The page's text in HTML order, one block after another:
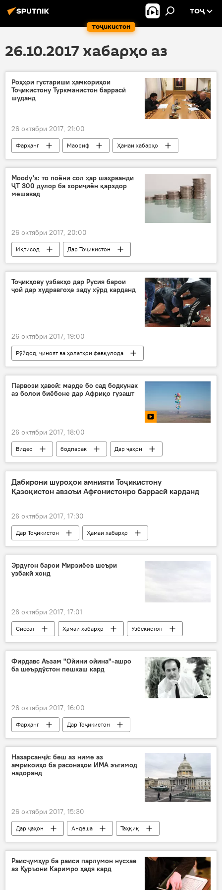
Тоҷикистон
ТОҶ
26.10.2017 хабарҳо аз
Роҳҳои густариши ҳамкориҳои
Тоҷикистону Туркманистон баррасӣ
шуданд
26 октябри 2017, 21:00
Фарҳанг Маориф
Ҳамаи хабарҳо
Фаррух Шарифзода
Мақсад Бобоев
Пурлӣ Оқомуродов
ҳамкориҳои илмиву омӯзишӣ
Туркманистон
Moody's: то поёни сол ҳар шаҳрванди
ҶТ 300 дулор ба хориҷиён қарздор
мешавад
26 октябри 2017, 20:00
Иқтисод
Дар Тоҷикистон
Ҳамаи хабарҳо
Moody's радабандӣ
Тоҷикҳову узбакҳо дар Русия барои
ҷой дар худравгоҳе заду хӯрд карданд
26 октябри 2017, 19:00
Рӯйдод, ҷиноят ва ҳолатҳои фавқулода
Муҳоҷират
Ҳамаи хабарҳо
Тоҷикистон-Узбакистон-Русия
ҷанҷолу заду хӯрд
ҷанҷол
Парвози ҳавоӣ: марде бо сад бодкунак
аз болои биёбоне дар Африқо гузашт
26 октябри 2017, 18:00
Видео бодпарак
Дар ҷаҳон
Парвоз
Дабирони шуроҳои амнияти Тоҷикистону
Қазоқистон авзоъи Афғонистонро баррасӣ карданд
26 октябри 2017, 17:30
Дар Тоҷикистон
Ҳамаи хабарҳо
Амният ва мудофиа
Абдураҳим Қаҳҳоров
Владимир Ҷумъахонов
ифротгароӣ
Эрдуғон барои Мирзиёев шеъри
узбакӣ хонд
26 октябри 2017, 17:01
Сиёсат Ҳамаи хабарҳо
Узбекистон
Туркия
Раҷаб Таиб Эрдуғон
Фирдавс Аъзам "Ойини ойина"-ашро
ба шеърдӯстон пешкаш кард
26 октябри 2017, 16:00
Фарҳанг
Дар Тоҷикистон
Ҳамаи хабарҳо
Тоҷикистон-Эрон
Фирдавс Аъзам
забони форсӣ
ғазал
Назарсанҷӣ: беш аз ниме аз
амрикоиҳо ба расонаҳои ИМА эътимод
надоранд
26 октябри 2017, 15:30
Дар ҷаҳон Андеша
Таҳқиқ
Амрико
расонаҳо
назарсанҷӣ
Раисҷумҳур ба раиси парлумон нусхае
аз Қуръони Каримро ҳадя кард